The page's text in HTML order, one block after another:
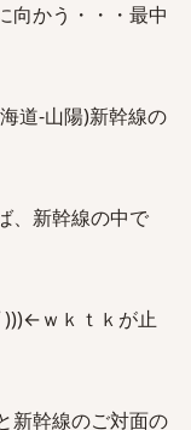
向かう・・・最中
道-山陽)新幹線の
、新幹線の中で
)))←ｗｋｔｋが止
新幹線のご対面の